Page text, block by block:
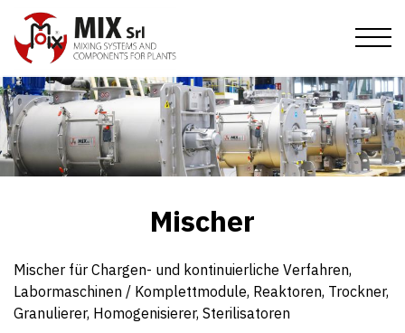
Direkt
zum
Inhalt
Startseite
Unternehmen
Mission
Zeugnisse und Verkaufsbedingungen
Niederlassungen
Produkte
Mischer
Absperrorgane
Überwachung
Transport
Austragshilfen
Publikationen
News
Kontaktaufnahme
Anfragen
Karriere
IT EN DE FR ES RU
Mischer
Mischer für Chargen- und kontinuierliche Verfahren,
Labormaschinen / Komplettmodule, Reaktoren, Trockner,
Granulierer, Homogenisierer, Sterilisatoren